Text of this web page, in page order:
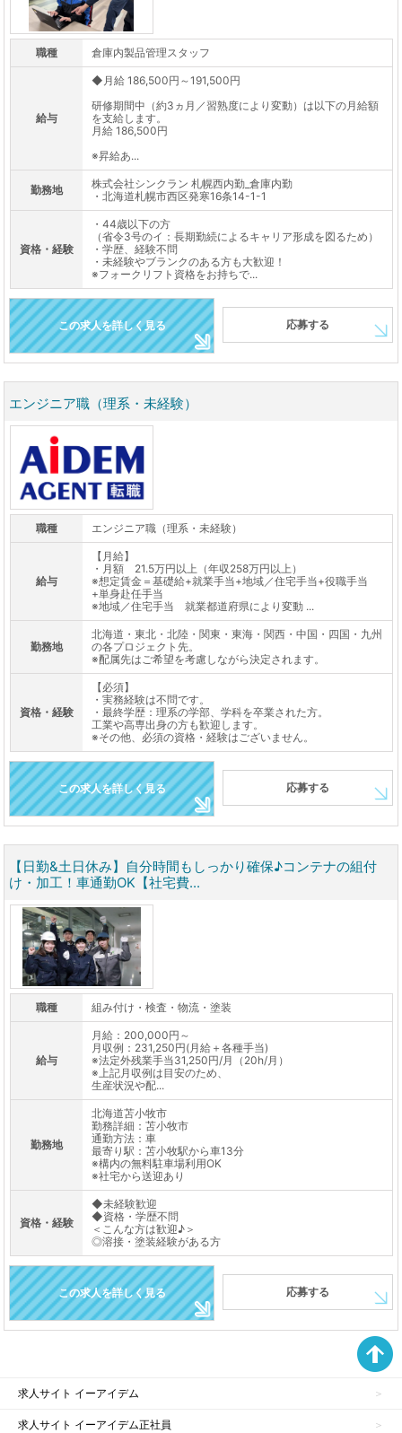
職種 倉庫内製品管理スタッフ
給与
◆月給 186,500円～191,500円
研修期間中（約3ヵ月／習熟度により変動）は以下の月給額
を支給します。
月給 186,500円
※昇給あ...
勤務地
株式会社シンクラン 札幌西内勤_倉庫内勤
・北海道札幌市西区発寒16条14-1-1
資格・経験
・44歳以下の方
（省令3号のイ：長期勤続によるキャリア形成を図るため）
・学歴、経験不問
・未経験やブランクのある方も大歓迎！
※フォークリフト資格をお持ちで...
この求人を詳しく見る 応募する
エンジニア職（理系・未経験）
職種 エンジニア職（理系・未経験）
給与
【月給】
・月額 21.5万円以上（年収258万円以上）
※想定賃金＝基礎給+就業手当+地域／住宅手当+役職手当
+単身赴任手当
※地域／住宅手当 就業都道府県により変動 ...
勤務地
北海道・東北・北陸・関東・東海・関西・中国・四国・九州
の各プロジェクト先。
※配属先はご希望を考慮しながら決定されます。
資格・経験
【必須】
・実務経験は不問です。
・最終学歴：理系の学部、学科を卒業された方。
工業や高専出身の方も歓迎します。
※その他、必須の資格・経験はございません。
この求人を詳しく見る 応募する
【日勤&土日休み】自分時間もしっかり確保♪コンテナの組付
け・加工！車通勤OK【社宅費...
職種 組み付け・検査・物流・塗装
給与
月給：200,000円～
月収例：231,250円(月給＋各種手当)
※法定外残業手当31,250円/月（20h/月）
※上記月収例は目安のため、
生産状況や配...
勤務地
北海道苫小牧市
勤務詳細：苫小牧市
通勤方法：車
最寄り駅：苫小牧駅から車13分
※構内の無料駐車場利用OK
※社宅から送迎あり
資格・経験
◆未経験歓迎
◆資格・学歴不問
＜こんな方は歓迎♪＞
◎溶接・塗装経験がある方
この求人を詳しく見る 応募する
求人サイト イーアイデム
求人サイト イーアイデム正社員